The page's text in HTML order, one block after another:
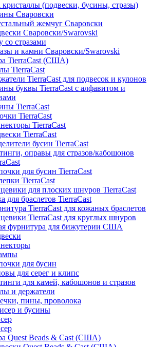
кристаллы (подвески, бусины, стразы)
Сваровски
жемчуг Сваровски
Сваровски/Swarovski
со стразами
и камни Сваровски/Swarovski
TierraCast (США)
TierraCast
TierraCast для подвесок и кулонов
буквы TierraCast с алфавитом и
TierraCast
TierraCast
TierraCast
TierraCast
бусин TierraCast
оправы для стразов/кабошонов
для бусин TierraCast
TierraCast
для плоских шнуров TierraCast
для браслетов TierraCast
TierraCast для кожаных браслетов
TierraCast для круглых шнуров
фурнитура для бижутерии США
для бусин
для серег и клипс
для камей, кабошонов и стразов
и держатели
пины, проволока
и бусины
Quest Beads & Cast (США)